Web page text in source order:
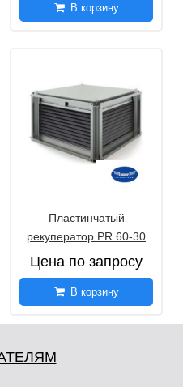
В корзину
Пластинчатый
рекуператор PR 60-30
Цена по запросу
В корзину